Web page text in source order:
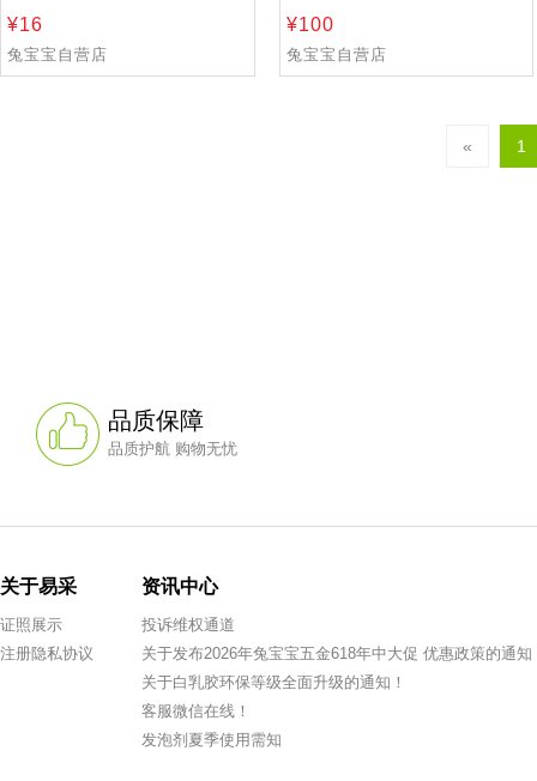
16
兔宝宝自营店
100
兔宝宝自营店
« 1
品质保障
品质护航 购物无忧
关于易采
证照展示
注册隐私协议
资讯中心
投诉维权通道
关于发布2026年兔宝宝五金618年中大促 优惠政策的通知
关于白乳胶环保等级全面升级的通知！
客服微信在线！
发泡剂夏季使用需知